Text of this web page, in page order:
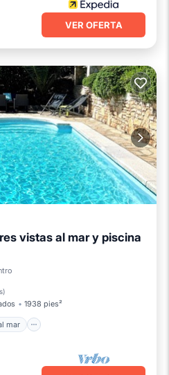
VER OFERTA
vistas al mar y piscina
)
1938 pies²
mar
Frente al mar
al mar